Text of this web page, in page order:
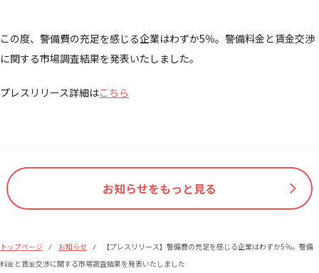
この度、警備費の充足を感じる企業はわずか5％。警備料金と賃金交渉
に関する市場調査結果を発表いたしました。
プレスリリース詳細はこちら
お知らせをもっと見る
トップページ ⁄ お知らせ ⁄
【プレスリリース】警備費の充足を感じる企業はわずか5％。警備
料金と賃金交渉に関する市場調査結果を発表いたしました